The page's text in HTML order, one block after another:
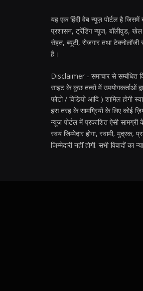
यह एक हिंदी वेब न्यूज़ पोर्टल है जिसमें
प्रशासन, ट्रेंडिंग न्यूज, बॉलीवुड,
सेहत, ब्यूटी, रोजगार तथा
है।
Disclaimer - समाचार से सम्बंधित
साइट के कुछ तत्वों में उपयोगकर्ताओं
फोटो / विडियो आदि ) शामिल होगी
इस तरह के सामग्रियों के लिए कोई
न्यूज़ पोर्टल में प्रकाशित ऐसी
स्वयं जिम्मेदार होगा, स्वामी, मुद्रक,
जिम्मेदारी नहीं होगी. सभी विवादों का